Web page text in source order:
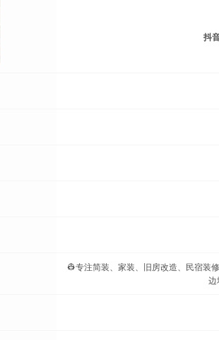
抖
👷专注简装、家装、旧房改造、民宿装
边